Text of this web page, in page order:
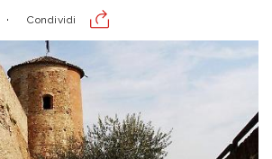
Condividi